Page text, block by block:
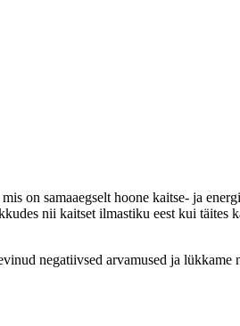
on samaaegselt hoone kaitse- ja
nii kaitset ilmastiku eest kui täites
negatiivsed arvamused ja lükkame